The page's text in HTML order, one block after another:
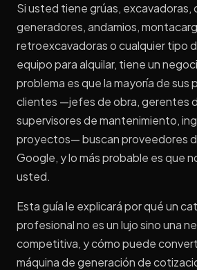
Si usted tiene grúas, excavadoras,
generadores, andamios,
retroexcavadoras o cualquier tipo
equipo para alquilar, tiene un
problema es que la mayoría de sus
clientes —jefes de obra, gerentes
supervisores de mantenimiento,
proyectos— buscan proveedores
Google, y lo más probable es que
usted.
Esta guía le explicará por qué un
profesional no es un lujo sino una
competitiva, y cómo puede
máquina de generación de